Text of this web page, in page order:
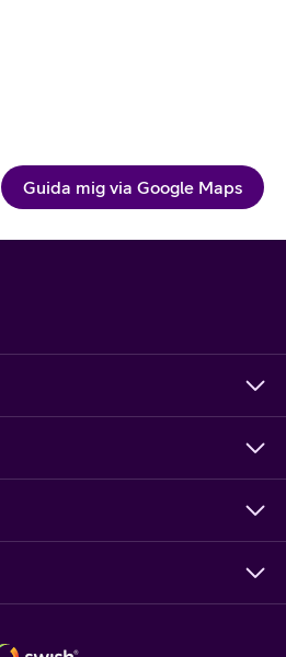
Guida mig via Google Maps